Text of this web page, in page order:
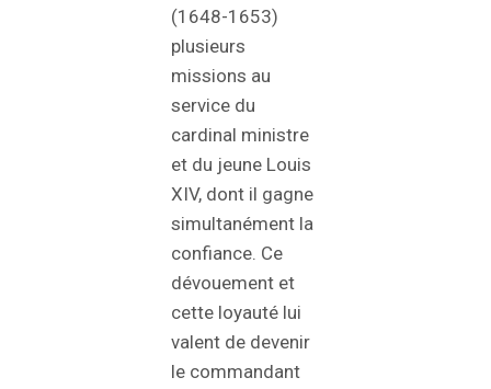
(1648-1653)
plusieurs
missions au
service du
cardinal ministre
et du jeune Louis
XIV, dont il gagne
simultanément la
confiance. Ce
dévouement et
cette loyauté lui
valent de devenir
le commandant